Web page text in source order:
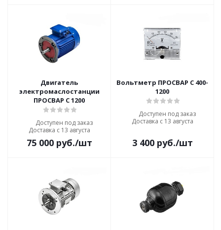
Двигатель
электромаслостанции
ПРОСВАР С 1200
Доступен под заказ
Доставка с 13 августа
75 000руб./шт
Вольтметр ПРОСВАР С 400-
1200
Доступен под заказ
Доставка с 13 августа
3 400руб./шт